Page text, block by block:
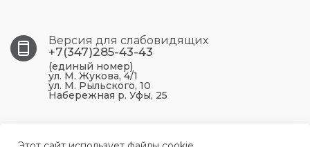
Версия для слабовидящих
+7(347)285-43-43
(единый номер)
ул. М. Жукова, 4/1
ул. М. Рыльского, 10
Набережная р. Уфы, 25
Жукова, 4/1